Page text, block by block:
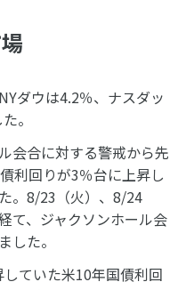
ダウは4.2％、ナスダッ
。
会合に対する警戒から先
利回りが3％台に上昇し
。8/23（火）、8/24
て、ジャクソンホール会
した。
ていた米10年国債利回